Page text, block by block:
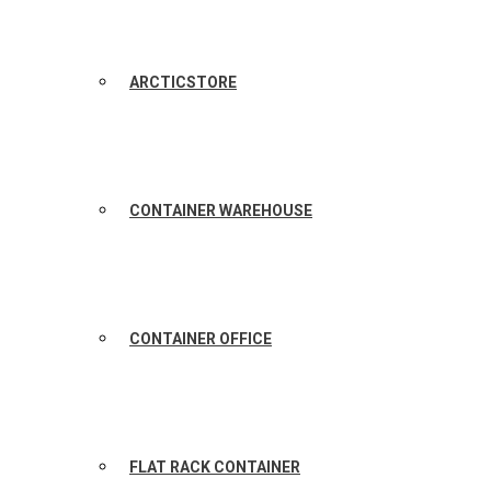
ARCTICSTORE
CONTAINER WAREHOUSE
CONTAINER OFFICE
FLAT RACK CONTAINER